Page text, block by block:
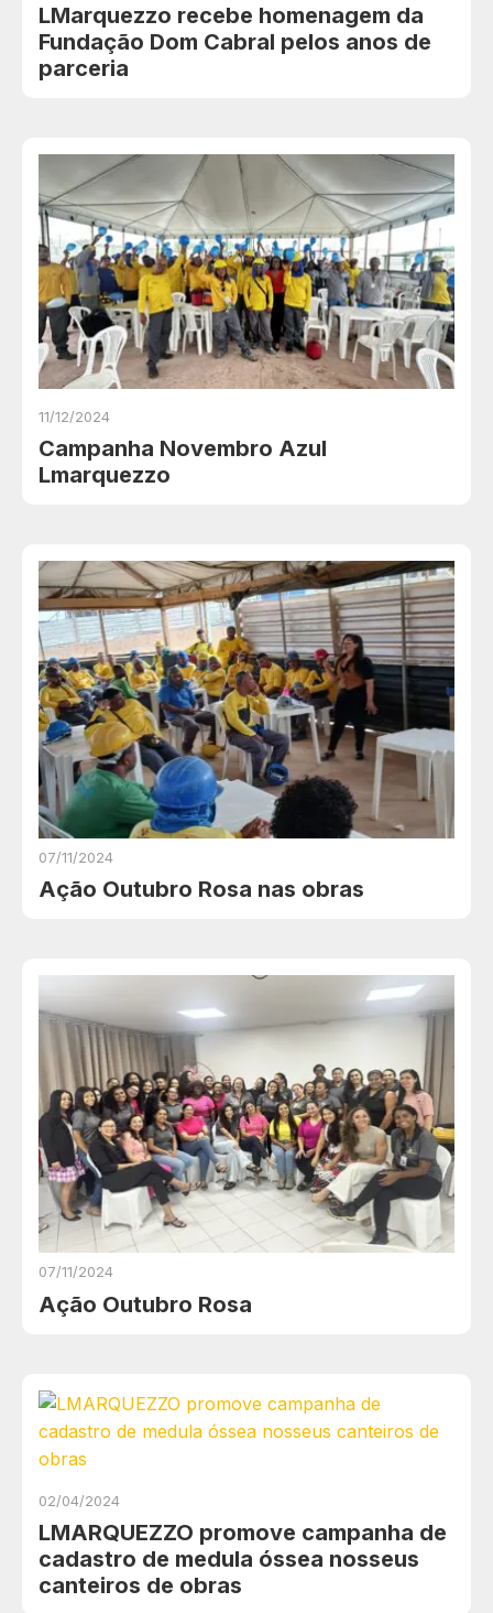
LMarquezzo recebe homenagem da
Fundação Dom Cabral pelos anos de
parceria
11/12/2024
Campanha Novembro Azul
Lmarquezzo
07/11/2024
Ação Outubro Rosa nas obras
07/11/2024
Ação Outubro Rosa
02/04/2024
LMARQUEZZO promove campanha de
cadastro de medula óssea nosseus
canteiros de obras